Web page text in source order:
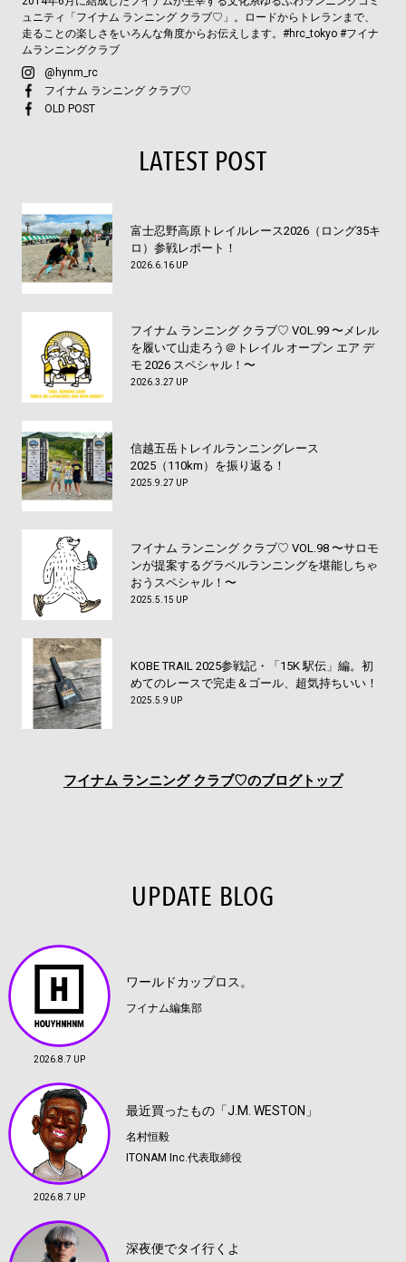
ュニティ「フイナム ランニング クラブ♡」。ロードからトレランまで、
走ることの楽しさをいろんな角度からお伝えします。#hrc_tokyo #フイナ
ムランニングクラブ
@hynm_rc
フイナム ランニング クラブ♡
OLD POST
LATEST POST
富士忍野高原トレイルレース2026（ロング35キ
ロ）参戦レポート！
2026.6.16 UP
フイナム ランニング クラブ♡ VOL.99 〜メレル
を履いて山走ろう＠トレイル オープン エア デ
モ 2026 スペシャル！〜
2026.3.27 UP
信越五岳トレイルランニングレース
2025（110km）を振り返る！
2025.9.27 UP
フイナム ランニング クラブ♡ VOL.98 〜サロモ
ンが提案するグラベルランニングを堪能しちゃ
おうスペシャル！〜
2025.5.15 UP
KOBE TRAIL 2025参戦記・「15K 駅伝」編。初
めてのレースで完走＆ゴール、超気持ちいい！
2025.5.9 UP
フイナム ランニング クラブ♡のブログトップ
UPDATE BLOG
2026.8.7 UP
ワールドカップロス。
フイナム編集部
2026.8.7 UP
最近買ったもの「J.M. WESTON」
名村恒毅
ITONAM Inc.代表取締役
深夜便でタイ行くよ